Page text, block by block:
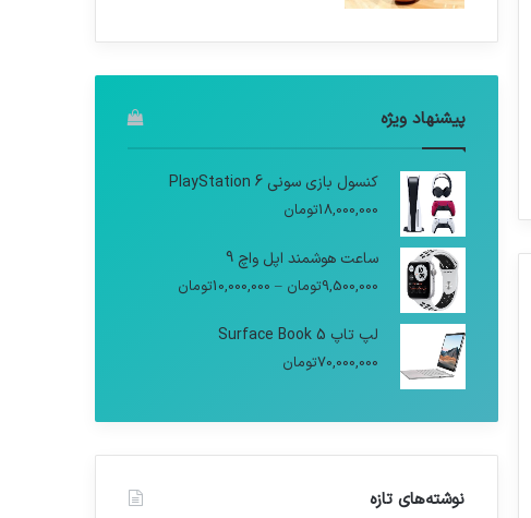
پیشنهاد ویژه
کنسول بازی سونی PlayStation 6
18,000,000تومان
ساعت هوشمند اپل واچ 9
9,500,000تومان –
10,000,000تومان
لپ تاپ Surface Book 5
70,000,000تومان
نوشته‌های تازه